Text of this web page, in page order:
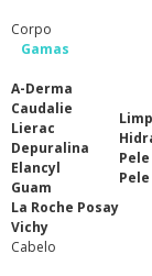
Corpo
Gamas
A-Derma
Caudalie
Lierac
Depuralina
Elancyl
Guam
La Roche Posay
Vichy
Cabelo